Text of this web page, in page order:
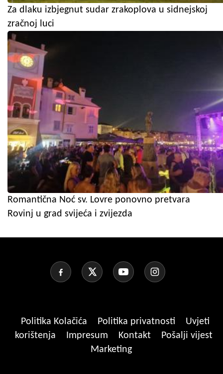
Za dlaku izbjegnut sudar zrakoplova u sidnejskoj
zračnoj luci
Romantična Noć sv. Lovre ponovno pretvara
Rovinj u grad svijeća i zvijezda
Politika Kolačića Politika privatnosti
Uvjeti
korištenja
Impresum Kontakt
Pošalji vijest
Marketing